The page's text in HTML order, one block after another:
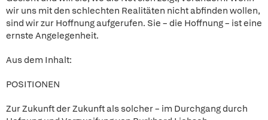
wir uns mit den schlechten Realitäten nicht abfinden wollen,
sind wir zur Hoffnung aufgerufen. Sie – die Hoffnung – ist eine
ernste Angelegenheit.
Aus dem Inhalt:
POSITIONEN
Zur Zukunft der Zukunft als solcher – im Durchgang durch